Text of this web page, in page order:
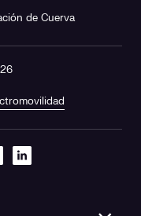
de Cuerva